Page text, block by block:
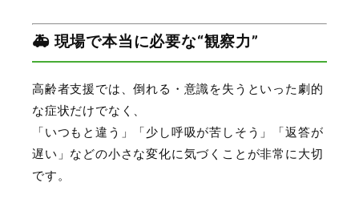
🚑 現場で本当に必要な“観察力”
高齢者支援では、倒れる・意識を失うといった劇的
な症状だけでなく、
「いつもと違う」「少し呼吸が苦しそう」「返答が
遅い」などの小さな変化に気づくことが非常に大切
です。